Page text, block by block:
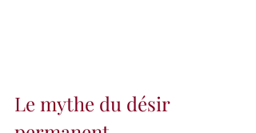
Le mythe du désir